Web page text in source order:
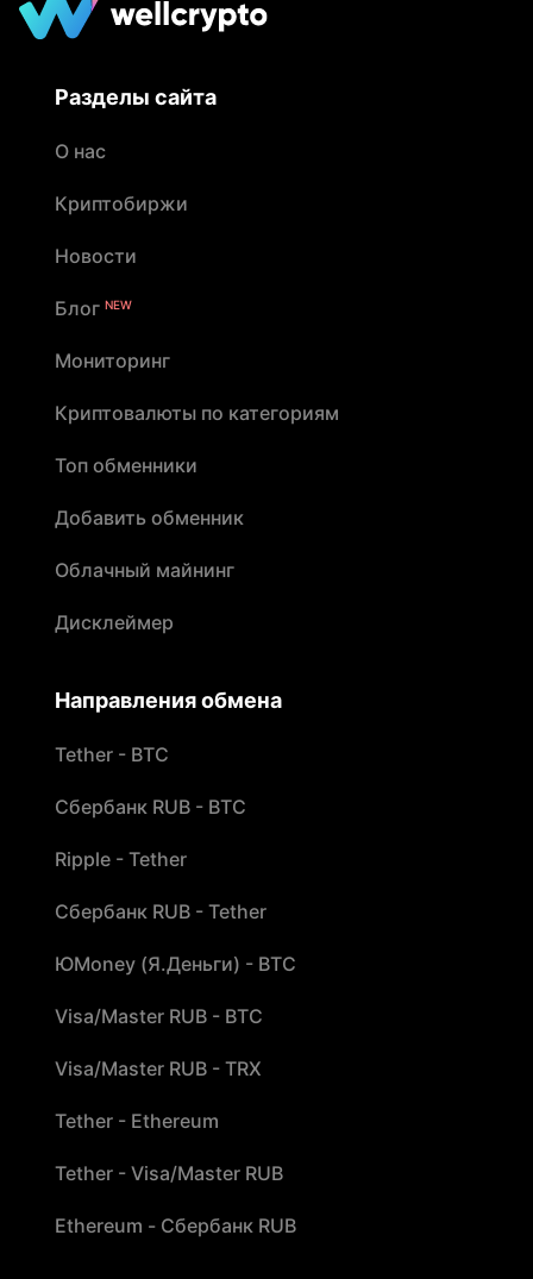
Разделы сайта
О нас
Криптобиржи
Новости
Блог NEW
Мониторинг
Криптовалюты по категориям
Топ обменники
Добавить обменник
Облачный майнинг
Дисклеймер
Направления обмена
Tether - BTC
Сбербанк RUB - BTC
Ripple - Tether
Сбербанк RUB - Tether
ЮMoney (Я.Деньги) - BTC
Visa/Master RUB - BTC
Visa/Master RUB - TRX
Tether - Ethereum
Tether - Visa/Master RUB
Ethereum - Сбербанк RUB